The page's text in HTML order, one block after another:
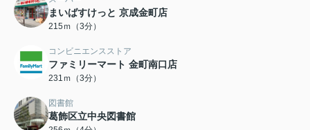
まいばすけっと 京成金町店
215ｍ（3分）
コンビニエンスストア
ファミリーマート 金町南口店
231ｍ（3分）
図書館
葛飾区立中央図書館